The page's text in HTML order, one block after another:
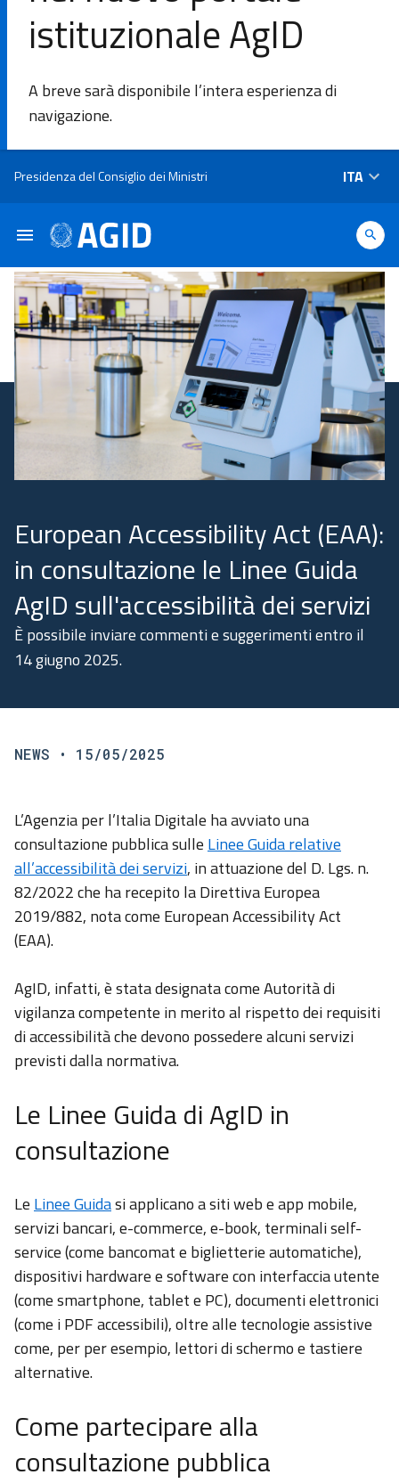
istituzionale AgID
A breve sarà disponibile l’intera esperienza di
navigazione.
Presidenza del Consiglio dei Ministri ITA
L'Agenzia
intervento
Piattaforme
e
tecnologie
Linee
Guida
Academy
Comunicazione
European Accessibility Act (EAA):
in consultazione le Linee Guida
AgID sull'accessibilità dei servizi
È possibile inviare commenti e suggerimenti entro il
14 giugno 2025.
NEWS • 15/05/2025
L’Agenzia per l’Italia Digitale ha avviato una
consultazione pubblica sulle Linee Guida relative
all’accessibilità dei servizi, in attuazione del D. Lgs. n.
82/2022 che ha recepito la Direttiva Europea
2019/882, nota come European Accessibility Act
(EAA).
AgID, infatti, è stata designata come Autorità di
vigilanza competente in merito al rispetto dei requisiti
di accessibilità che devono possedere alcuni servizi
previsti dalla normativa.
Le Linee Guida di AgID in
consultazione
Le Linee Guidasi applicano a siti web e app mobile,
servizi bancari, e-commerce, e-book, terminali self-
service (come bancomat e biglietterie automatiche),
dispositivi hardware e software con interfaccia utente
(come smartphone, tablet e PC), documenti elettronici
(come i PDF accessibili), oltre alle tecnologie assistive
come, per per esempio, lettori di schermo e tastiere
alternative.
Come partecipare alla
consultazione pubblica